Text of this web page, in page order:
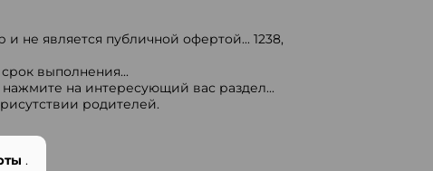
не является публичной офертой... 1238,
выполнения...
на интересующий вас раздел...
родителей.
.